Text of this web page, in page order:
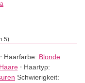
5)
⋅ Haarfarbe: Blonde
⋅ Haartyp:
Schwierigkeit: